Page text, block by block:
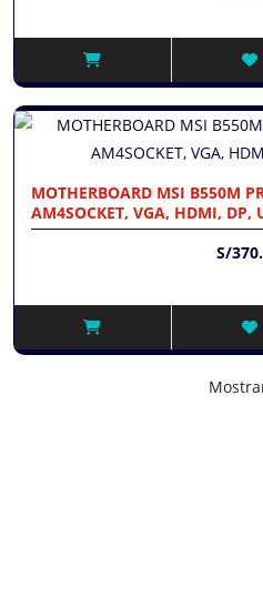
MOTHERBOARD MSI B550M
AM4SOCKET, VGA, HDMI, DP,
S/